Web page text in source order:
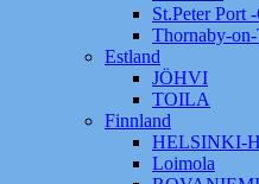
St.Peter Port
Thornaby-on-
Estland
JÖHVI
TOILA
Finnland
HELSINKI-
Loimola